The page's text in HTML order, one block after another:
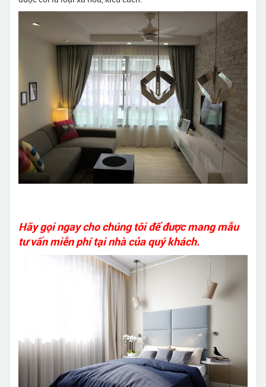
Hãy gọi ngay cho chúng tôi để được mang mẫu
tư vấn miễn phí tại nhà của quý khách.